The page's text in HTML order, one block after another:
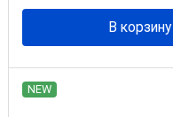
В корзину
NEW